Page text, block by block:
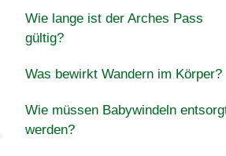
Wie lange ist der Arches Pass
gültig?
Was bewirkt Wandern im Körper?
Wie müssen Babywindeln
werden?